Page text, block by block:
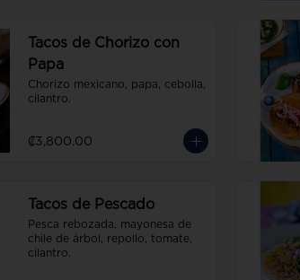
Tacos de Chorizo con
Papa
Chorizo mexicano, papa, cebolla,
cilantro.
₡3,800.00
Tacos de Pescado
Pesca rebozada, mayonesa de
chile de árbol, repollo, tomate,
cilantro.